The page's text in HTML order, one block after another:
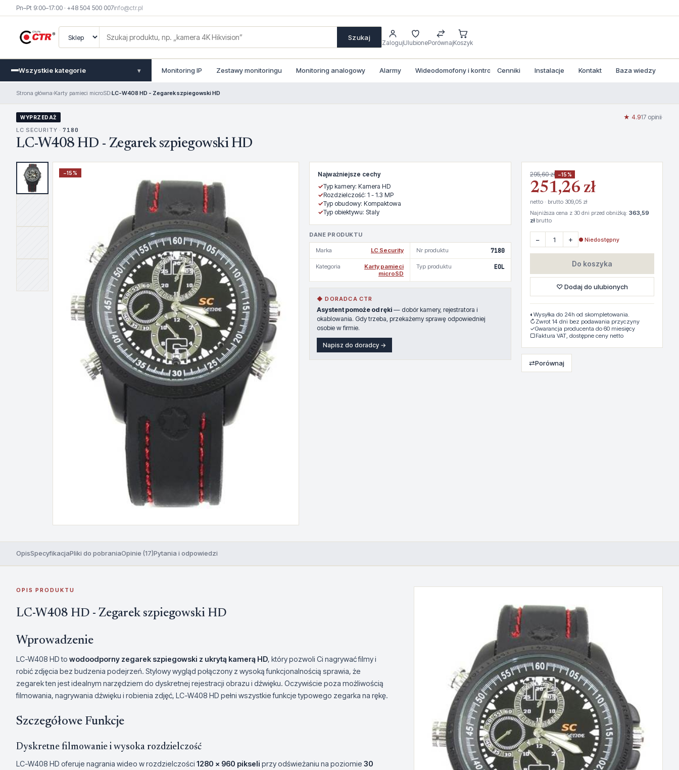
Pn–Pt 9:00–17:00 · +48 504 500 007info@ctr.pl
Szukaj
ZalogujUlubionePorównajKoszyk
Wszystkie kategorie ▾ Monitoring IP Zestawy monitoringu Monitoring analogowy Alarmy Wideodomofony i kontrola dostepu
Cenniki Instalacje Kontakt Baza wiedzy
Strona główna›Karty pamieci microSD›LC-W408 HD - Zegarek szpiegowski HD
WYPRZEDAŻ
LC SECURITY · 7180
LC-W408 HD - Zegarek szpiegowski HD
★ 4.917 opinii·
−15%
Najważniejsze cechy
✓Typ kamery: Kamera HD
✓Rozdzielczość: 1 - 1.3 MP
✓Typ obudowy: Kompaktowa
✓Typ obiektywu: Staly
DANE PRODUKTU
Marka LC Security Nr produktu 7180
Kategoria
Karty pamieci
microSD
Typ produktu EOL
◆ DORADCA CTR
Asystent pomoże od ręki — dobór kamery, rejestratora i
okablowania. Gdy trzeba, przekażemy sprawę odpowiedniej
osobie w firmie.
Napisz do doradcy →
295,60 zł −15%
251,26 zł
netto · brutto 309,05 zł
Najniższa cena z 30 dni przed obniżką: 363,59
złbrutto
− + ● Niedostępny
Do koszyka
♡ Dodaj do ulubionych
◐ Wysyłka do 24h od skompletowania.
↻Zwrot 14 dni bez podawania przyczyny
✓Gwarancja producenta do 60 miesięcy
▢Faktura VAT, dostępne ceny netto
⇄Porównaj
OpisSpecyfikacjaPliki do pobraniaOpinie (17)Pytania i odpowiedzi
OPIS PRODUKTU
LC-W408 HD - Zegarek szpiegowski HD
Wprowadzenie
LC-W408 HD to wodoodporny zegarek szpiegowski z ukrytą kamerą HD, który pozwoli Ci nagrywać filmy i
robić zdjęcia bez budzenia podejrzeń. Stylowy wygląd połączony z wysoką funkcjonalnością sprawia, że
zegarek ten jest idealnym narzędziem do dyskretnej rejestracji obrazu i dźwięku. Oczywiście poza możliwością
filmowania, nagrywania dźwięku i robienia zdjęć, LC-W408 HD pełni wszystkie funkcje typowego zegarka na rękę.
Szczegółowe Funkcje
Dyskretne filmowanie i wysoka rozdzielczość
LC-W408 HD oferuje nagrania wideo w rozdzielczości 1280 x 960 pikseli przy odświeżaniu na poziomie 30